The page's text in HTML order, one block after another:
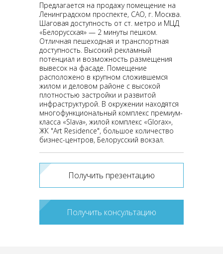
Предлагается на продажу помещение на
Ленинградском проспекте, САО, г. Москва.
Шаговая доступность от ст. метро и МЦД
«Белорусская» — 2 минуты пешком.
Отличная пешеходная и транспортная
доступность. Высокий рекламный
потенциал и возможность размещения
вывесок на фасаде. Помещение
расположено в крупном сложившемся
жилом и деловом районе с высокой
плотностью застройки и развитой
инфраструктурой. В окружении находятся
многофункциональный комплекс премиум-
класса «Slava», жилой комплекс «Glorax»,
ЖК "Art Residence", большое количество
бизнес-центров, Белорусский вокзал.
Получить презентацию
Получить консультацию